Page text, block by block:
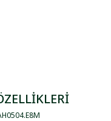
.E8M